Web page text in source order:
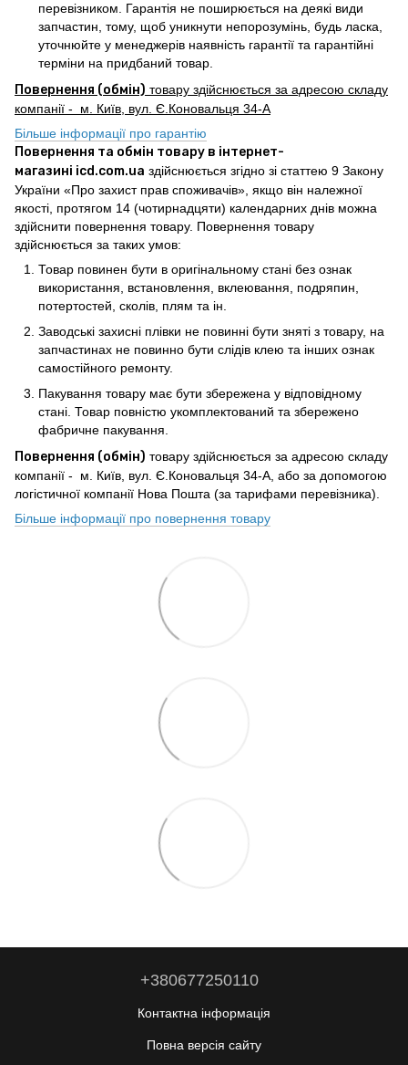
перевізником. Гарантія не поширюється на деякі види
запчастин, тому, щоб уникнути непорозумінь, будь ласка,
уточнюйте у менеджерів наявність гарантії та гарантійні
терміни на придбаний товар.
Повернення (обмін) товару здійснюється за адресою складу
компанії - м. Київ, вул. Є.Коновальця 34-А
Більше інформації про гарантію
Повернення та обмін товару в інтернет-
магазині icd.com.ua здійснюється згідно зі статтею 9 Закону
України «Про захист прав споживачів», якщо він належної
якості, протягом 14 (чотирнадцяти) календарних днів можна
здійснити повернення товару. Повернення товару
здійснюється за таких умов:
Товар повинен бути в оригінальному стані без ознак
використання, встановлення, вклеювання, подряпин,
потертостей, сколів, плям та ін.
Заводські захисні плівки не повинні бути зняті з товару, на
запчастинах не повинно бути слідів клею та інших ознак
самостійного ремонту.
Пакування товару має бути збережена у відповідному
стані. Товар повністю укомплектований та збережено
фабричне пакування.
Повернення (обмін) товару здійснюється за адресою складу
компанії - м. Київ, вул. Є.Коновальця 34-А, або за допомогою
логістичної компанії Нова Пошта (за тарифами перевізника).
Більше інформації про повернення товару
+380677250110
Контактна інформація
Повна версія сайту